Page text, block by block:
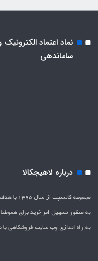
نماد اعتماد الکترونیک
ساماندهی
درباره لاهیجکالا
مجموعه
به منظور تسهیل امر خرید برای
به راه اندازی وب سایت فروشگاهی با